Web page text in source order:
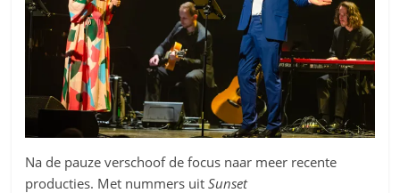
Na de pauze verschoof de focus naar meer recente
producties. Met nummers uitSunset